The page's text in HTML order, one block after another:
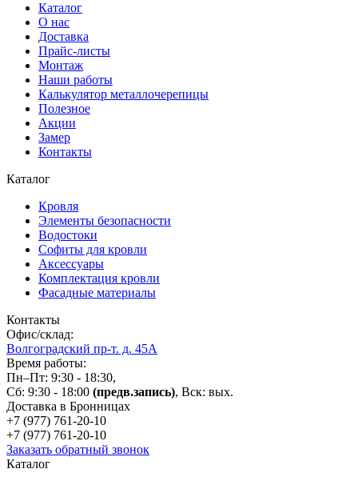
Каталог
О нас
Доставка
Прайс-листы
Монтаж
Наши работы
Калькулятор металлочерепицы
Полезное
Акции
Замер
Контакты
Каталог
Кровля
Элементы безопасности
Водостоки
Софиты для кровли
Аксессуары
Комплектация кровли
Фасадные материалы
Контакты
Офис/склад:
Волгоградский пр-т. д. 45А
Время работы:
Пн–Пт: 9:30 - 18:30,
Сб: 9:30 - 18:00 (предв.запись), Вск: вых.
Доставка в Бронницах
+7 (977) 761-20-10
+7 (977) 761-20-10
Заказать обратный звонок
Каталог